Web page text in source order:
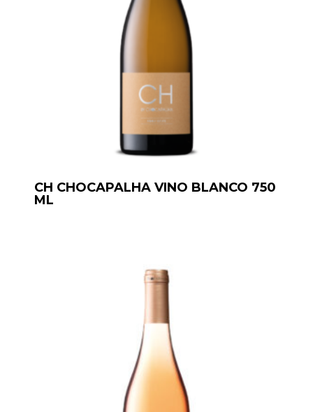
CH CHOCAPALHA VINO BLANCO 750
ML